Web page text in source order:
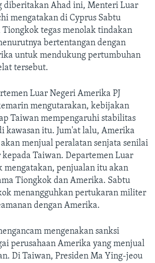
diberitakan Ahad ini, Menteri Luar
mengatakan di Cyprus Sabtu
tegas menolak tindakan
bertentangan dengan
untuk mendukung pertumbuhan
tersebut.
Luar Negeri Amerika PJ
mengutarakan, kebijakan
Taiwan mempengaruhi stabilitas
kawasan itu. Jum'at lalu, Amerika
menjual peralatan senjata senilai
Taiwan. Departemen Luar
mengatakan, penjualan itu akan
Tiongkok dan Amerika. Sabtu
menangguhkan pertukaran militer
dengan Amerika.
mengenakan sanksi
perusahaan Amerika yang menjual
Di Taiwan, Presiden Ma Ying-jeou